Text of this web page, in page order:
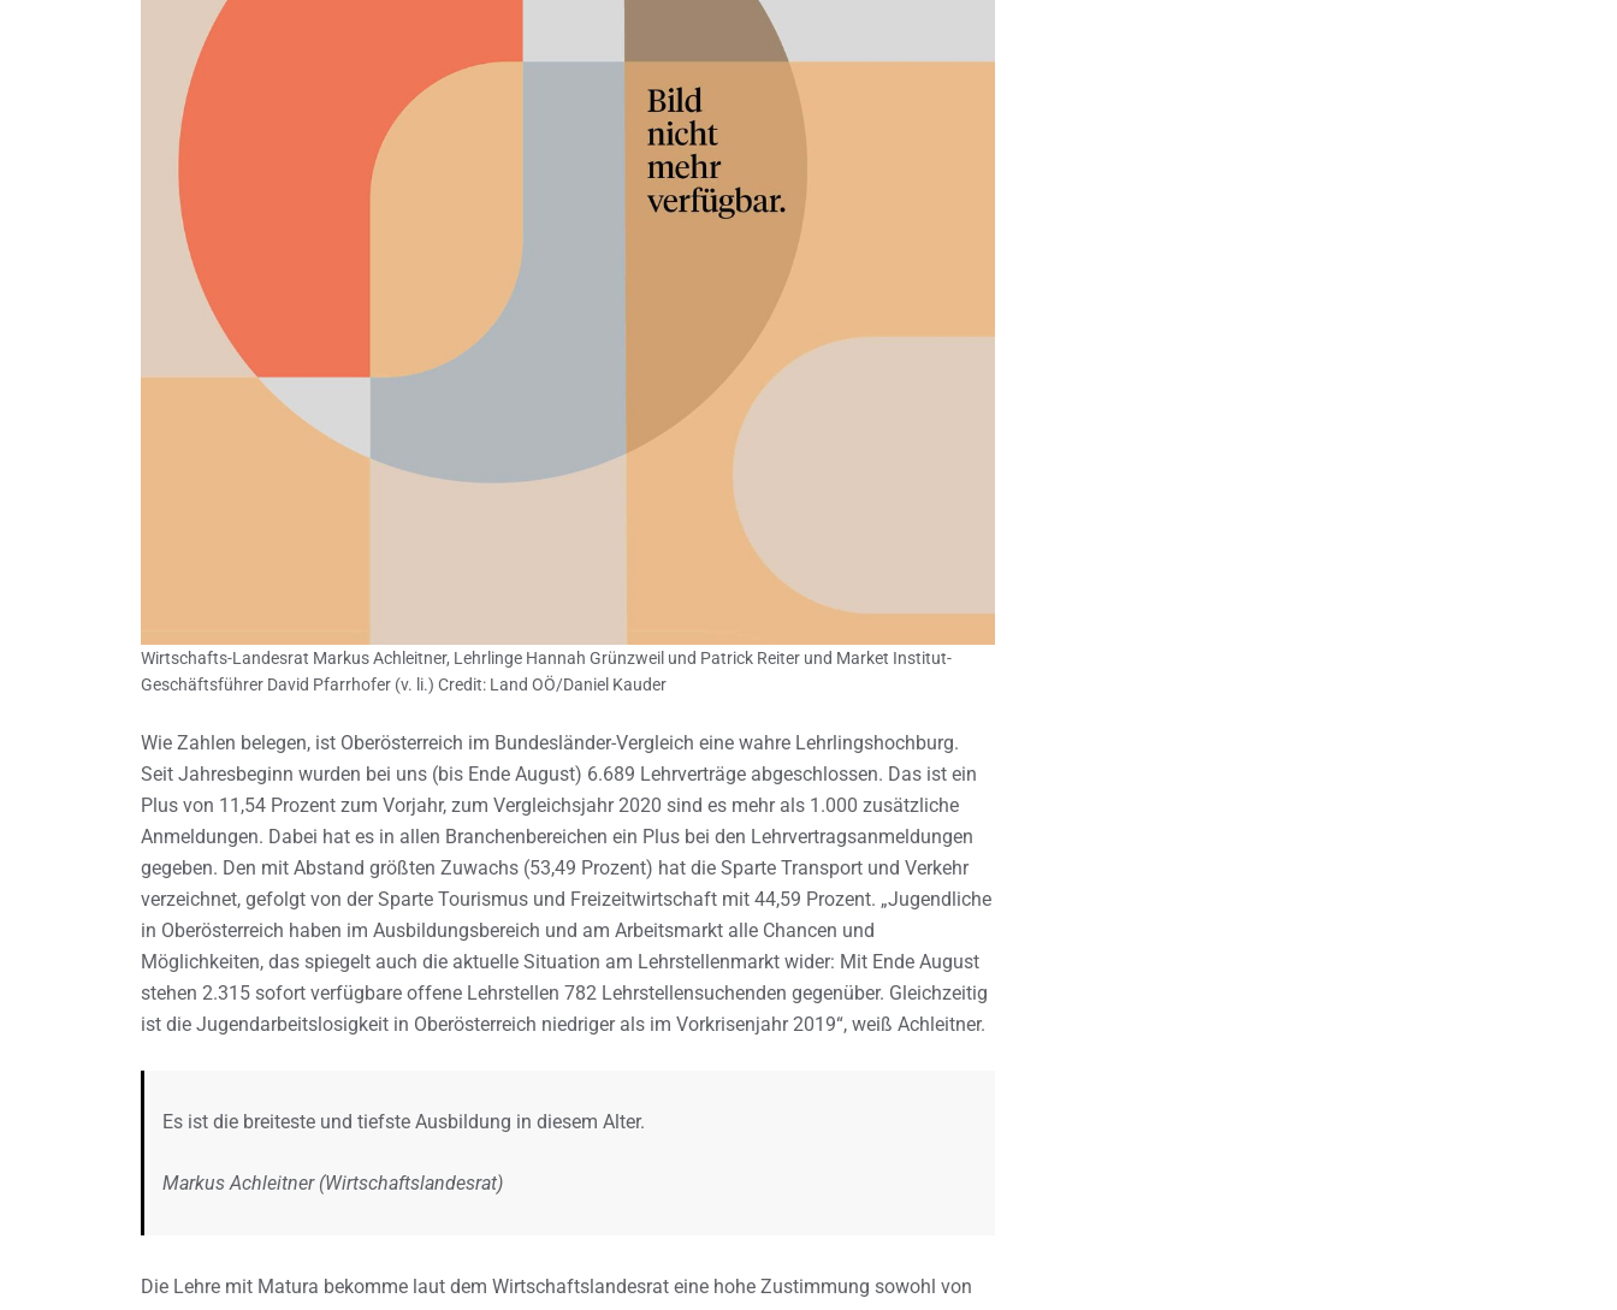
Wirtschafts-Landesrat Markus Achleitner, Lehrlinge Hannah Grünzweil und Patrick Reiter und Market Institut-
Geschäftsführer David Pfarrhofer (v. li.) Credit: Land OÖ/Daniel Kauder
Wie Zahlen belegen, ist Oberösterreich im Bundesländer-Vergleich eine wahre Lehrlingshochburg.
Seit Jahresbeginn wurden bei uns (bis Ende August) 6.689 Lehrverträge abgeschlossen. Das ist ein
Plus von 11,54 Prozent zum Vorjahr, zum Vergleichsjahr 2020 sind es mehr als 1.000 zusätzliche
Anmeldungen. Dabei hat es in allen Branchenbereichen ein Plus bei den Lehrvertragsanmeldungen
gegeben. Den mit Abstand größten Zuwachs (53,49 Prozent) hat die Sparte Transport und Verkehr
verzeichnet, gefolgt von der Sparte Tourismus und Freizeitwirtschaft mit 44,59 Prozent. „Jugendliche
in Oberösterreich haben im Ausbildungsbereich und am Arbeitsmarkt alle Chancen und
Möglichkeiten, das spiegelt auch die aktuelle Situation am Lehrstellenmarkt wider: Mit Ende August
stehen 2.315 sofort verfügbare offene Lehrstellen 782 Lehrstellensuchenden gegenüber. Gleichzeitig
ist die Jugendarbeitslosigkeit in Oberösterreich niedriger als im Vorkrisenjahr 2019“, weiß Achleitner.
Es ist die breiteste und tiefste Ausbildung in diesem Alter.
Markus Achleitner (Wirtschaftslandesrat)
Die Lehre mit Matura bekomme laut dem Wirtschaftslandesrat eine hohe Zustimmung sowohl von